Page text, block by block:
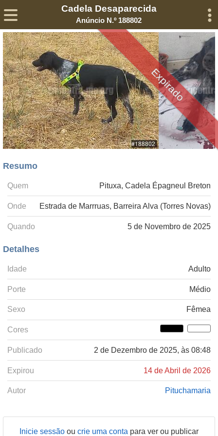
Expirado
Cadela Desaparecida
Anúncio N.º 188802
Resumo
Quem Pituxa, Cadela Épagneul Breton
Onde Estrada de Marrruas, Barreira Alva (Torres Novas)
Quando 5 de Novembro de 2025
Detalhes
Idade Adulto
Porte Médio
Sexo Fêmea
Cores
Publicado 2 de Dezembro de 2025, às 08:48
Expirou 14 de Abril de 2026
Autor Pituchamaria
Inicie sessão ou crie uma conta para ver ou publicar
Sobre Declaração de Privacidade Termos de Serviço
©2005-2026 Encontra-me® – Todos os Direitos Reservados